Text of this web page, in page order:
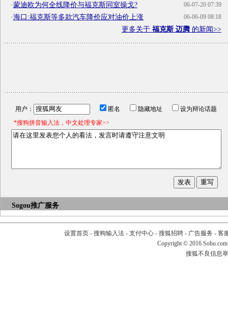
06-07-20 07:39
·蒙迪欧为何全线降价与福克斯同室操戈?
06-06-09 08:18
·海口:福克斯等多款汽车降价应对油价上涨
更多关于 福克斯 迈腾 的新闻>>
用户： 匿名 隐藏地址
设为辩论话题
*搜狗拼音输入法，中文处理专家>>
Sogou推广服务
设置首页- 搜狗输入法- 支付中心- 搜狐招聘- 广告服务 - 客
Copyright © 2016
搜狐不良信息